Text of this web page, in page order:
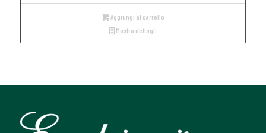
Aggiungi al carrello
Mostra dettagli